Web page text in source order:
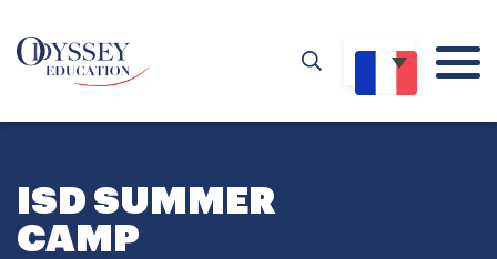
ISD SUMMER
CAMP